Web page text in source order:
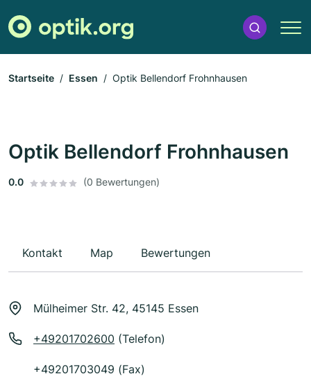
Startseite Essen Optik Bellendorf Frohnhausen
Optik Bellendorf Frohnhausen
0.0 (0 Bewertungen)
Kontakt Map Bewertungen
Mülheimer Str. 42, 45145 Essen
+49201702600 (Telefon)
+49201703049 (Fax)